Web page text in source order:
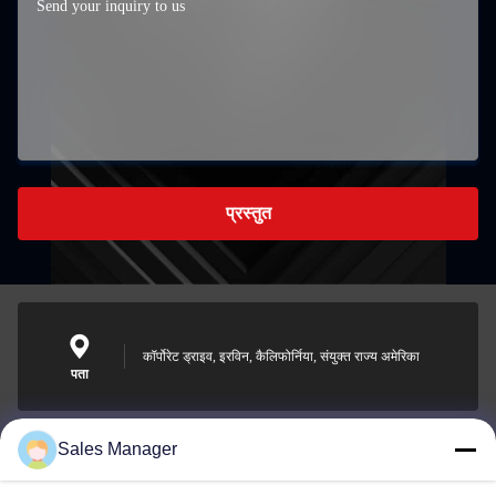
प्रस्तुत
पता
कॉर्पोरेट ड्राइव, इरविन, कैलिफोर्निया, संयुक्त राज्य अमेरिका
sales@ltcircuit.com
Sales Manager